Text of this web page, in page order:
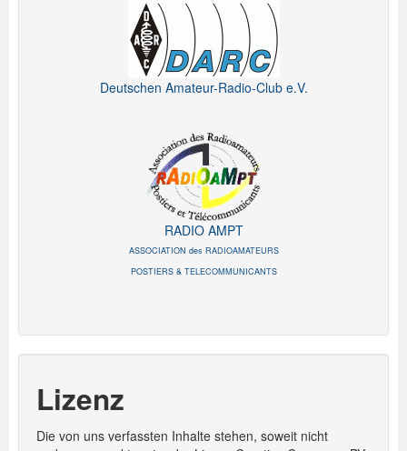
Deutschen Amateur-Radio-Club e.V.
RADIO AMPT
ASSOCIATION des RADIOAMATEURS
POSTIERS & TELECOMMUNICANTS
Lizenz
Die von uns verfassten Inhalte stehen, soweit nicht